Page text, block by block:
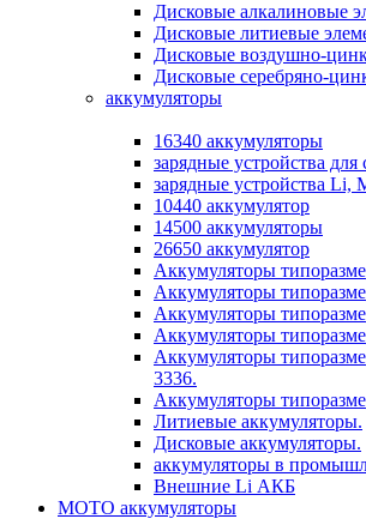
Дисковые алкалиновые
Дисковые литиевые
Дисковые воздушно-
Дисковые серебряно-
аккумуляторы
16340 аккумуляторы
зарядные устройства для
зарядные устройства Li,
10440 аккумулятор
14500 аккумуляторы
26650 аккумулятор
Аккумуляторы
Аккумуляторы
Аккумуляторы
Аккумуляторы
Аккумуляторы
3336.
Аккумуляторы
Литиевые аккумуляторы.
Дисковые аккумуляторы.
аккумуляторы в
Внешние Li АКБ
МОТО аккумуляторы